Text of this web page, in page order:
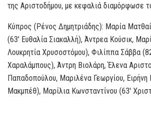
της Αριστοδήμου, με κεφαλιά διαμόρφωσε
Κύπρος (Ρένος Δημητριάδης): Μαρία
(63′ Ευθαλία Σιακαλλή), Άντρεα Κούσικ,
Λουκρητία Χρυσοστόμου), Φιλίππα Σάββα
Χαραλάμπους), Άντρη Βιολάρη, Έλενα
Παπαδοπούλου, Μαριλένα Γεωργίου, Ειρήνη
Μακμπέθ), Μαρίλια Κωνσταντίνου (63′